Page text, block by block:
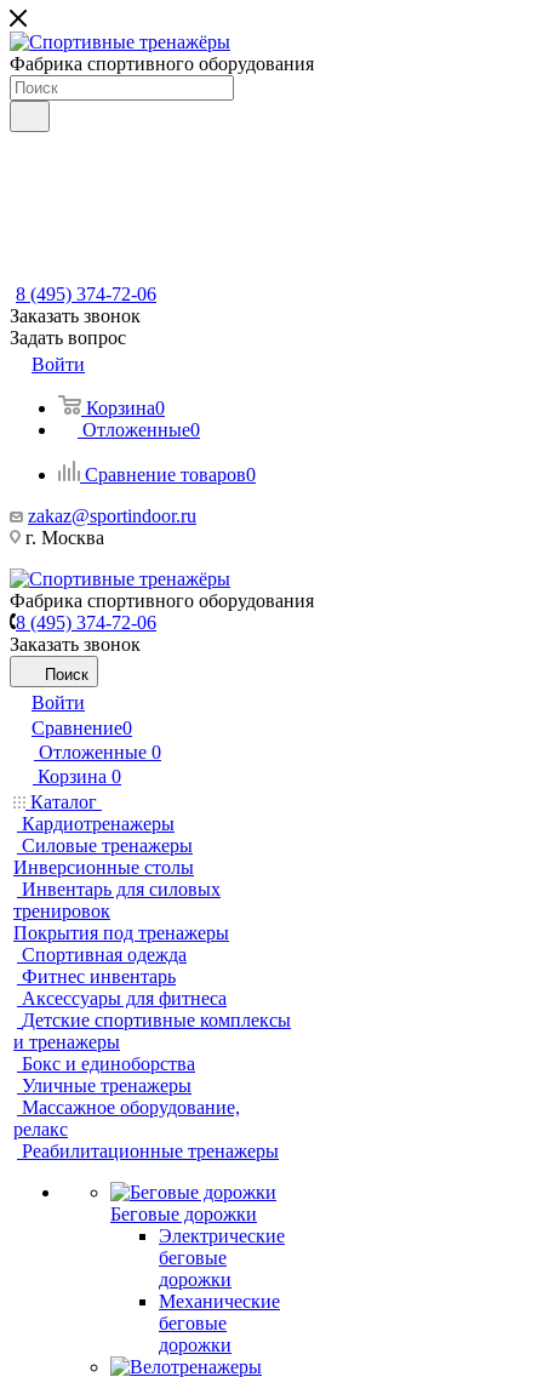
Фабрика спортивного оборудования
8 (495) 374-72-06
Заказать звонок
Задать вопрос
Войти
Корзина0
Отложенные0
Сравнение товаров0
zakaz@sportindoor.ru
г. Москва
Фабрика спортивного оборудования
8 (495) 374-72-06
Заказать звонок
Поиск
Войти
Сравнение0
Отложенные 0
Корзина 0
Каталог
Кардиотренажеры
Силовые тренажеры
Инверсионные столы
Инвентарь для силовых
тренировок
Покрытия под тренажеры
Спортивная одежда
Фитнес инвентарь
Аксессуары для фитнеса
Детские спортивные комплексы
и тренажеры
Бокс и единоборства
Уличные тренажеры
Массажное оборудование,
релакс
Реабилитационные тренажеры
Беговые дорожки
Электрические
беговые
дорожки
Механические
беговые
дорожки